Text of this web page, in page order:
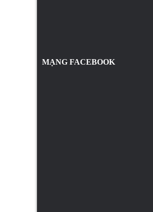
MẠNG FACEBOOK